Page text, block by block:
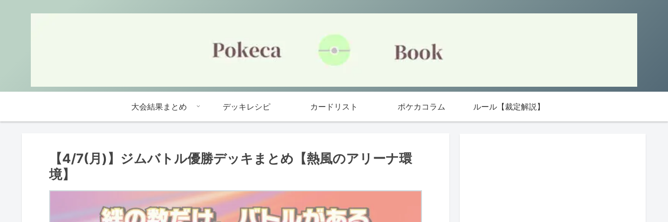
大会結果まとめ デッキレシピ カードリスト ポケカコラム ルール【裁定解説】
【4/7(月)】ジムバトル優勝デッキまとめ【熱風のアリーナ環
境】